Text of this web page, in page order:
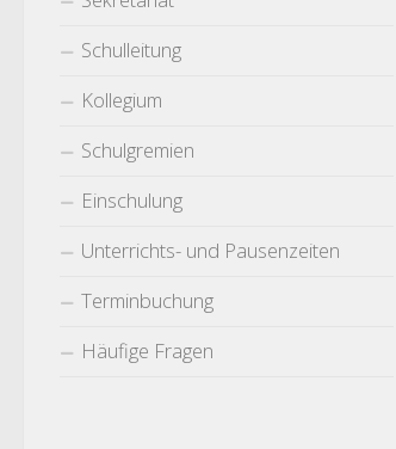
Schulleitung
Kollegium
Schulgremien
Einschulung
Unterrichts- und Pausenzeiten
Terminbuchung
Häufige Fragen